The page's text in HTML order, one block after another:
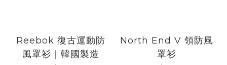
Reebok 復古運動防
風罩衫｜韓國製造
North End V 領防風
罩衫